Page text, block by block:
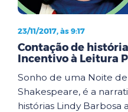
23/11/2017, às 9:17
Contação de
Incentivo à Leitura
Sonho de uma Noite
Shakespeare, é a
histórias Lindy Barbosa